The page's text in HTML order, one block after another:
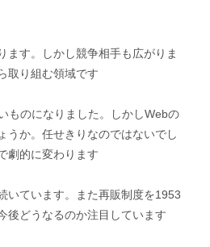
ます。しかし競争相手も広がりま
取り組む領域です
ものになりました。しかしWebの
うか。任せきりなのではないでし
劇的に変わります
いています。また再販制度を1953
後どうなるのか注目しています